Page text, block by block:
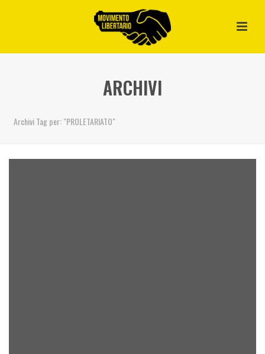
ARCHIVI
Archivi Tag per: "PROLETARIATO"